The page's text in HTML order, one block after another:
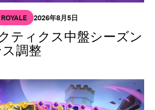
2026年8月5日
ティクス中盤シーズン
調整